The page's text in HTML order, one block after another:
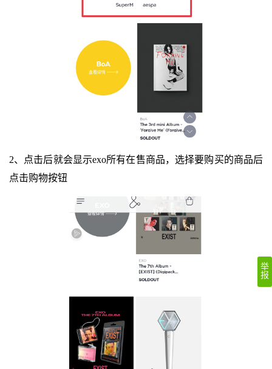
2、点击后就会显示exo所有在售商品，选择要购买的商品后
点击购物按钮
举
报